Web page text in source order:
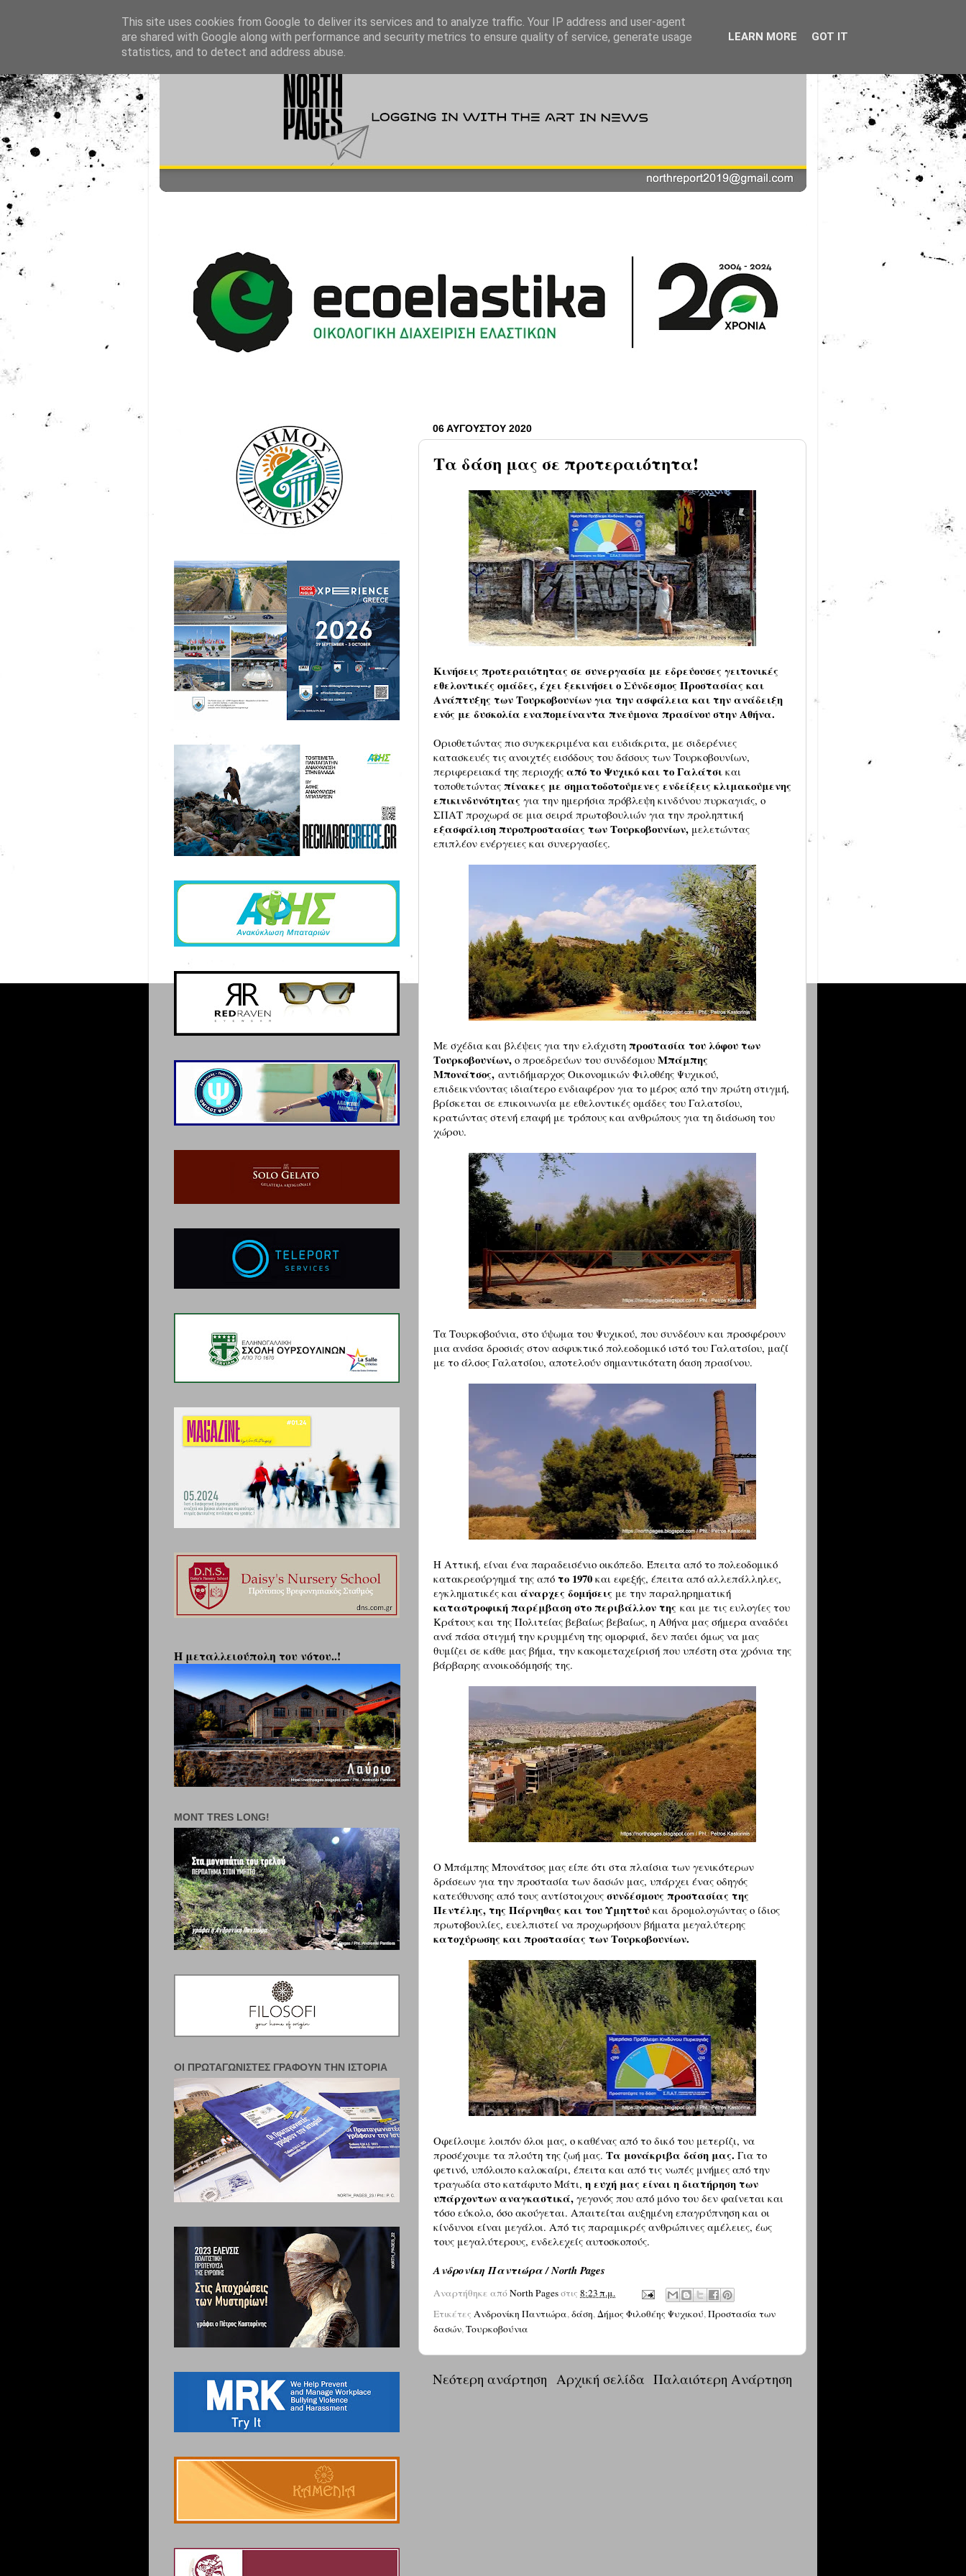
06 ΑΥΓΟΎΣΤΟΥ 2020
Τα δάση μας σε προτεραιότητα!
Κινήσεις προτεραιότητας σε συνεργασία με εδρεύουσες γειτονικές
εθελοντικές ομάδες, έχει ξεκινήσει ο Σύνδεσμος Προστασίας και
Ανάπτυξης των Τουρκοβουνίων για την ασφάλεια και την ανάδειξη
ενός με δυσκολία εναπομείναντα πνεύμονα πρασίνου στην Αθήνα.
Οριοθετώντας πιο συγκεκριμένα και ευδιάκριτα, με σιδερένιες
κατασκευές τις ανοιχτές εισόδους του δάσους των Τουρκοβουνίων,
περιφερειακά της περιοχής από το Ψυχικό και το Γαλάτσι και
τοποθετώντας πίνακες με σηματοδοτούμενες ενδείξεις κλιμακούμενης
επικινδυνότητας για την ημερήσια πρόβλεψη κινδύνου πυρκαγιάς, ο
ΣΠΑΤ προχωρά σε μια σειρά πρωτοβουλιών για την προληπτική
εξασφάλιση πυροπροστασίας των Τουρκοβουνίων, μελετώντας
επιπλέον ενέργειες και συνεργασίες.
Με σχέδια και βλέψεις για την ελάχιστη προστασία του λόφου των
Τουρκοβουνίων, ο προεδρεύων του συνδέσμου Μπάμπης
Μπονάτσος, αντιδήμαρχος Οικονομικών Φιλοθέης Ψυχικού,
επιδεικνύοντας ιδιαίτερο ενδιαφέρον για το μέρος από την πρώτη στιγμή,
βρίσκεται σε επικοινωνία με εθελοντικές ομάδες του Γαλατσίου,
κρατώντας στενή επαφή με τρόπους και ανθρώπους για τη διάσωση του
χώρου.
Τα Τουρκοβούνια, στο ύψωμα του Ψυχικού, που συνδέουν και προσφέρουν
μια ανάσα δροσιάς στον ασφυκτικό πολεοδομικό ιστό του Γαλατσίου, μαζί
με το άλσος Γαλατσίου, αποτελούν σημαντικότατη όαση πρασίνου.
Η Αττική, είναι ένα παραδεισένιο οικόπεδο. Έπειτα από το πολεοδομικό
κατακρεούργημά της από το 1970 και εφεξής, έπειτα από αλλεπάλληλες,
εγκληματικές και άναρχες δομήσεις με την παραληρηματική
καταστροφική παρέμβαση στο περιβάλλον της και με τις ευλογίες του
Κράτους και της Πολιτείας βεβαίως βεβαίως, η Αθήνα μας σήμερα αναδύει
ανά πάσα στιγμή την κρυμμένη της ομορφιά, δεν παύει όμως να μας
θυμίζει σε κάθε μας βήμα, την κακομεταχείρισή που υπέστη στα χρόνια της
βάρβαρης ανοικοδόμησής της.
Ο Μπάμπης Μπονάτσος μας είπε ότι στα πλαίσια των γενικότερων
δράσεων για την προστασία των δασών μας, υπάρχει ένας οδηγός
κατεύθυνσης από τους αντίστοιχους συνδέσμους προστασίας της
Πεντέλης, της Πάρνηθας και του Υμηττού και δρομολογώντας ο ίδιος
πρωτοβουλίες, ευελπιστεί να προχωρήσουν βήματα μεγαλύτερης
κατοχύρωσης και προστασίας των Τουρκοβουνίων.
Οφείλουμε λοιπόν όλοι μας, ο καθένας από το δικό του μετερίζι, να
προσέχουμε τα πλούτη της ζωή μας. Τα μονάκριβα δάση μας. Για το
φετινό, υπόλοιπο καλοκαίρι, έπειτα και από τις νωπές μνήμες από την
τραγωδία στο κατάφυτο Μάτι, η ευχή μας είναι η διατήρηση των
υπάρχοντων αναγκαστικά, γεγονός που από μόνο του δεν φαίνεται και
τόσο εύκολο, όσο ακούγεται. Απαιτείται αυξημένη επαγρύπνηση και οι
κίνδυνοι είναι μεγάλοι. Από τις παραμικρές ανθρώπινες αμέλειες, έως
τους μεγαλύτερους, ενδελεχείς αυτοσκοπούς.
Ανδρονίκη Παντιώρα / North Pages
Αναρτήθηκε απόNorth Pagesστις 8:23 π.μ.
Ετικέτες Ανδρονίκη Παντιώρα, δάση, Δήμος Φιλοθέης Ψυχικού, Προστασία των
δασών, Τουρκοβούνια
Νεότερη ανάρτηση Παλαιότερη Ανάρτηση
Αρχική σελίδα
Η μεταλλειούπολη του νότου..!
MONT TRES LONG!
ΟΙ ΠΡΩΤΑΓΩΝΙΣΤΈΣ ΓΡΆΦΟΥΝ ΤΗΝ ΙΣΤΟΡΊΑ
This site uses cookies from Google to deliver its services and to analyze traffic. Your IP address and user-agent
are shared with Google along with performance and security metrics to ensure quality of service, generate usage
statistics, and to detect and address abuse.
LEARN MORE GOT IT